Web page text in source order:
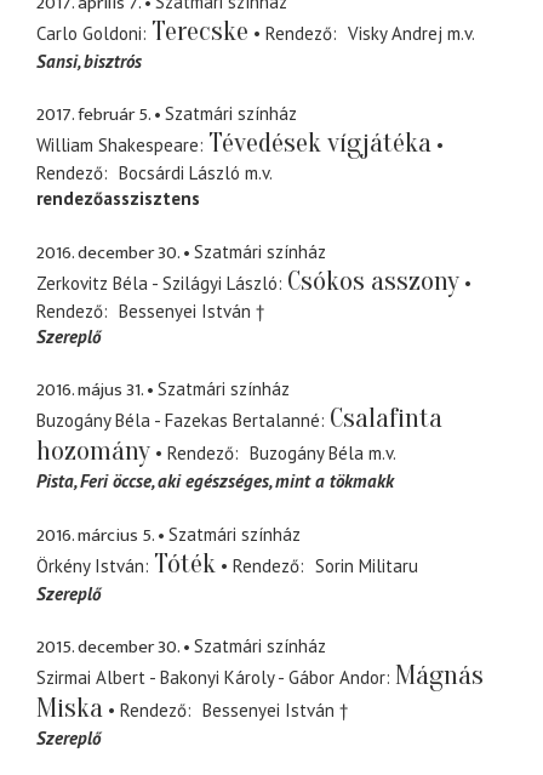
Carlo Goldoni Terecske Rendező Visky Andrej m.v.
Sansi bisztrós
2017. február 5.
Szatmári színház
William Shakespeare Tévedések vígjátéka
Rendező Bocsárdi László m.v.
rendezőasszisztens
2016. december 30.
Szatmári színház
Zerkovitz Béla - Szilágyi László Csókos asszony
Rendező
Bessenyei István †
Szereplő
2016. május 31.
Szatmári színház
Buzogány Béla - Fazekas Bertalanné Csalafinta
hozomány
Rendező Buzogány Béla m.v.
Pista Feri öccse, aki egészséges, mint a tökmakk
2016. március 5.
Szatmári színház
Örkény István Tóték Rendező
Sorin Militaru
Szereplő
2015. december 30.
Szatmári színház
Szirmai Albert - Bakonyi Károly - Gábor Andor Mágnás
Miska
Rendező
Bessenyei István †
Szereplő